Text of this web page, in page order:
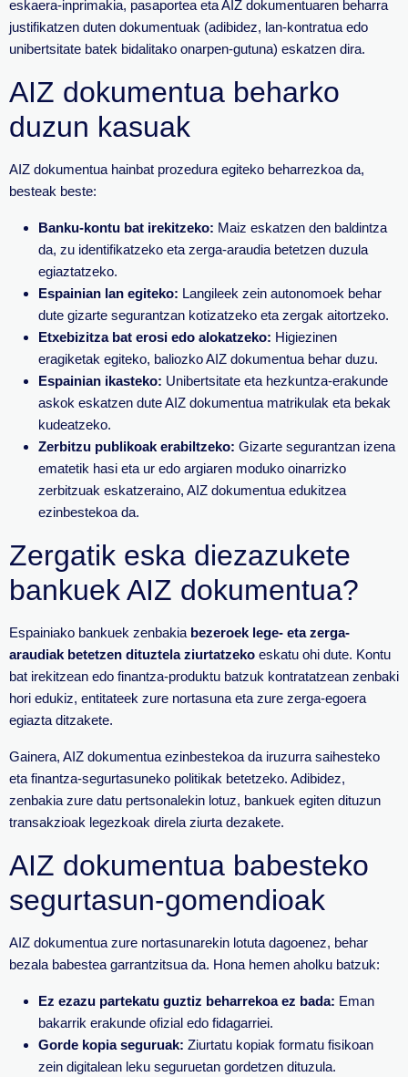
eskaera-inprimakia, pasaportea eta AIZ dokumentuaren beharra
justifikatzen duten dokumentuak (adibidez, lan-kontratua edo
unibertsitate batek bidalitako onarpen-gutuna) eskatzen dira.
AIZ dokumentua beharko
duzun kasuak
AIZ dokumentua hainbat prozedura egiteko beharrezkoa da,
besteak beste:
Banku-kontu bat irekitzeko: Maiz eskatzen den baldintza
da, zu identifikatzeko eta zerga-araudia betetzen duzula
egiaztatzeko.
Espainian lan egiteko: Langileek zein autonomoek behar
dute gizarte segurantzan kotizatzeko eta zergak aitortzeko.
Etxebizitza bat erosi edo alokatzeko: Higiezinen
eragiketak egiteko, baliozko AIZ dokumentua behar duzu.
Espainian ikasteko: Unibertsitate eta hezkuntza-erakunde
askok eskatzen dute AIZ dokumentua matrikulak eta bekak
kudeatzeko.
Zerbitzu publikoak erabiltzeko: Gizarte segurantzan izena
ematetik hasi eta ur edo argiaren moduko oinarrizko
zerbitzuak eskatzeraino, AIZ dokumentua edukitzea
ezinbestekoa da.
Zergatik eska diezazukete
bankuek AIZ dokumentua?
Espainiako bankuek zenbakia bezeroek lege- eta zerga-
araudiak betetzen dituztela ziurtatzeko eskatu ohi dute. Kontu
bat irekitzean edo finantza-produktu batzuk kontratatzean zenbaki
hori edukiz, entitateek zure nortasuna eta zure zerga-egoera
egiazta ditzakete.
Gainera, AIZ dokumentua ezinbestekoa da iruzurra saihesteko
eta finantza-segurtasuneko politikak betetzeko. Adibidez,
zenbakia zure datu pertsonalekin lotuz, bankuek egiten dituzun
transakzioak legezkoak direla ziurta dezakete.
AIZ dokumentua babesteko
segurtasun-gomendioak
AIZ dokumentua zure nortasunarekin lotuta dagoenez, behar
bezala babestea garrantzitsua da. Hona hemen aholku batzuk:
Ez ezazu partekatu guztiz beharrekoa ez bada: Eman
bakarrik erakunde ofizial edo fidagarriei.
Gorde kopia seguruak: Ziurtatu kopiak formatu fisikoan
zein digitalean leku seguruetan gordetzen dituzula.